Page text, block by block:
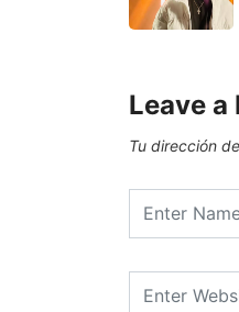
Leave a
Tu dirección